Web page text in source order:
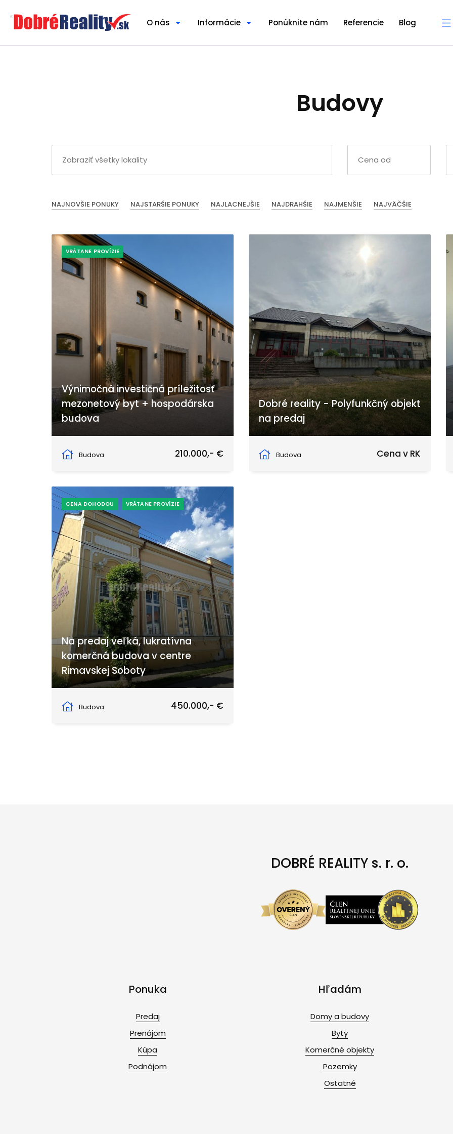
O nás Informácie Ponúknite nám Referencie Blog
Budovy
NAJNOVŠIE PONUKY NAJSTARŠIE PONUKY NAJLACNEJŠIE NAJDRAHŠIE NAJMENŠIE NAJVÄČŠIE
VRÁTANE PROVÍZIE
Výnimočná investičná príležitosť
mezonetový byt + hospodárska
budova
Budova
210.000,- €
Dobré reality - Polyfunkčný objekt
na predaj
Budova
Cena v RK
CENA DOHODOU VRÁTANE PROVÍZIE
Na predaj veľká, lukratívna
komerčná budova v centre
Rimavskej Soboty
Budova
450.000,- €
DOBRÉ REALITY s. r. o.
Ponuka
Predaj
Prenájom
Kúpa
Podnájom
Hľadám
Domy a budovy
Byty
Komerčné objekty
Pozemky
Ostatné